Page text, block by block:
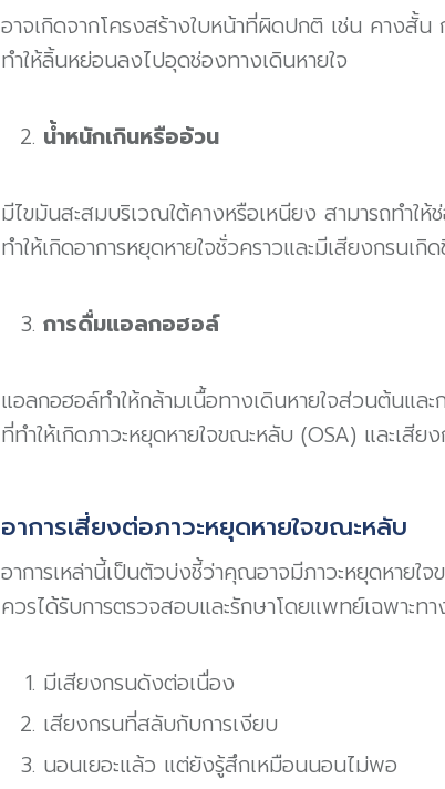
อาจเกิดจากโครงสร้างใบหน้าที่ผิดปกติ เช่น คางสั้
ทำให้ลิ้นหย่อนลงไปอุดช่องทางเดินหายใจ
น้ำหนักเกินหรืออ้วน
มีไขมันสะสมบริเวณใต้คางหรือเหนียง สามารถทำใ
ทำให้เกิดอาการหยุดหายใจชั่วคราวและมีเสียงกรนเกิ
การดื่มแอลกอฮอล์
แอลกอฮอล์ทำให้กล้ามเนื้อทางเดินหายใจส่วนต้นแล
ที่ทำให้เกิดภาวะหยุดหายใจขณะหลับ (OSA) และเสีย
อาการเสี่ยงต่อภาวะหยุดหายใจขณะหลับ
อาการเหล่านี้เป็นตัวบ่งชี้ว่าคุณอาจมีภาวะหยุดหาย
ควรได้รับการตรวจสอบและรักษาโดยแพทย์เฉพาะท
มีเสียงกรนดังต่อเนื่อง
เสียงกรนที่สลับกับการเงียบ
นอนเยอะแล้ว แต่ยังรู้สึกเหมือนนอนไม่พอ